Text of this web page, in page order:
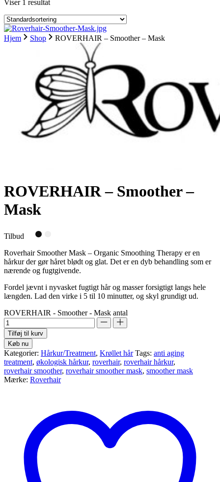
Viser 1 resultat
Hjem Shop ROVERHAIR – Smoother – Mask
ROVERHAIR – Smoother –
Mask
Tilbud
Roverhair Smoother Mask – Organic Smoothing Therapy er en
hårkur der gør håret blødt og glat. Det er en dyb behandling som er
nærende og fugtgivende.
Fordel jævnt i nyvasket fugtigt hår og masser forsigtigt langs hele
længden. Lad den virke i 5 til 10 minutter, og skyl grundigt ud.
ROVERHAIR - Smoother - Mask antal
Tilføj til kurv
Køb nu
Kategorier: Hårkur/Treatment, Krøllet hår Tags: anti aging
treatment, økologisk hårkur, roverhair, roverhair hårkur,
roverhair smoother, roverhair smoother mask, smoother mask
Mærke: Roverhair